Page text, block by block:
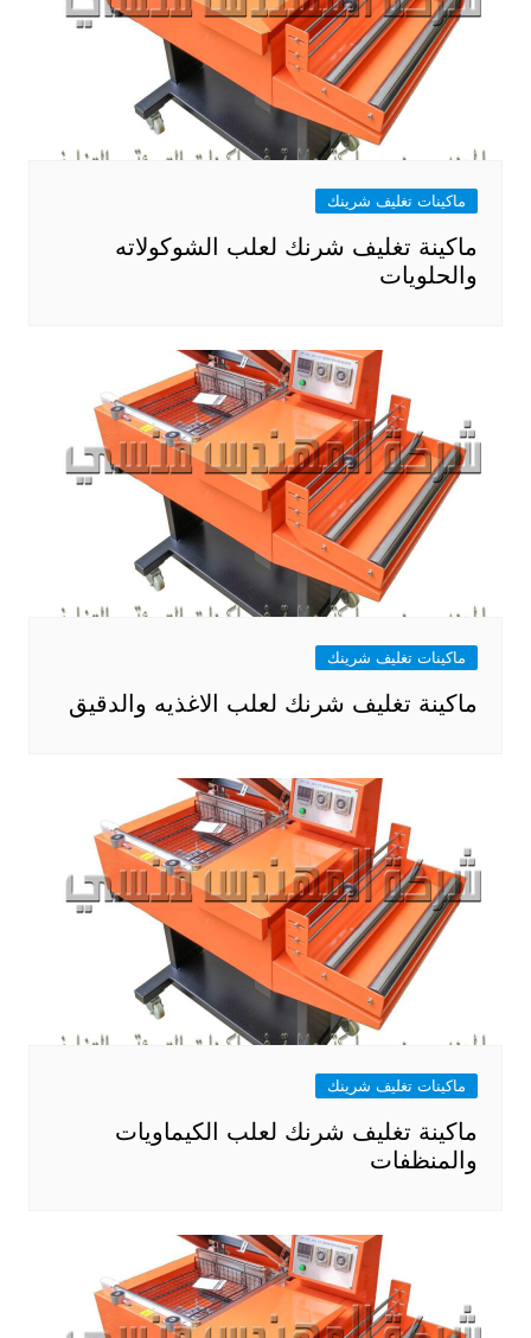
ماكينات تغليف شرينك
ماكينة تغليف شرنك لعلب الشوكولاته
والحلويات
ماكينات تغليف شرينك
ماكينة تغليف شرنك لعلب الاغذيه والدقيق
ماكينات تغليف شرينك
ماكينة تغليف شرنك لعلب الكيماويات
والمنظفات